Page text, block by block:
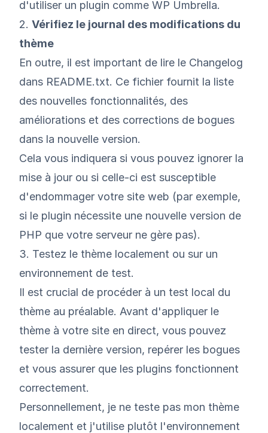
d'utiliser un plugin comme WP Umbrella.
2. Vérifiez le journal des modifications du
thème
En outre, il est important de lire le Changelog
dans README.txt. Ce fichier fournit la liste
des nouvelles fonctionnalités, des
améliorations et des corrections de bogues
dans la nouvelle version.
Cela vous indiquera si vous pouvez ignorer la
mise à jour ou si celle-ci est susceptible
d'endommager votre site web (par exemple,
si le plugin nécessite une nouvelle version de
PHP que votre serveur ne gère pas).
3. Testez le thème localement ou sur un
environnement de test.
Il est crucial de procéder à un test local du
thème au préalable. Avant d'appliquer le
thème à votre site en direct, vous pouvez
tester la dernière version, repérer les bogues
et vous assurer que les plugins fonctionnent
correctement.
Personnellement, je ne teste pas mon thème
localement et j'utilise plutôt l'environnement